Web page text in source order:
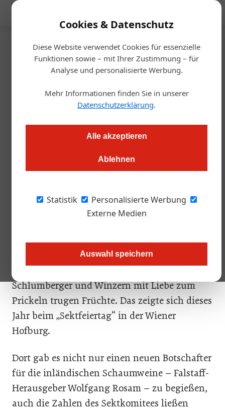
Cookies & Datenschutz
Diese Website verwendet Cookies für essenzielle
Funktionen sowie – mit Ihrer Zustimmung – für
Analyse und personalisierte Werbung.
Mehr Informationen finden Sie in unserer
Datenschutzerklärung.
Alle akzeptieren
Ablehnen
Statistik
Personalisierte Werbung
Externe Medien
Auswahl speichern
Startseite/ÖGZ Verkostung
ÖGZ-Verkostung
Sekt-süchtig! Die Suche nach
einem Traum von Schaum
11.11.2022, 09:41 Uhr
Die Zahl der heimischen Sekthersteller steigt, die Qualitäten
Vorlieben der Gäste ändern sich.
„Tag des Österreichischen Sekts“ am 22.
Oktober lud. Doch die Hartnäckigkeit und das
Schlumberger und Winzern mit Liebe zum
Prickeln trugen Früchte. Das zeigte sich dieses
Jahr beim „Sektfeiertag“ in der Wiener
Hofburg.
Dort gab es nicht nur einen neuen Botschafter
für die inländischen Schaumweine – Falstaff-
Herausgeber Wolfgang Rosam – zu begießen,
auch die Zahlen des Sektkomitees ließen